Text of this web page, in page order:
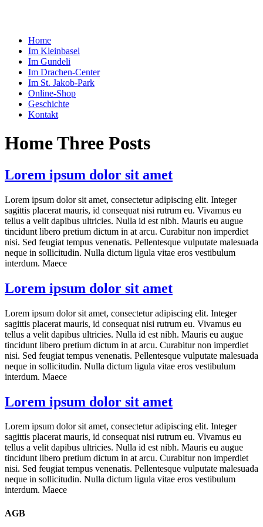
Home
Im Kleinbasel
Im Gundeli
Im Drachen‑Center
Im St. Jakob-Park
Online-Shop
Geschichte
Kontakt
Home Three Posts
Lorem ipsum dolor sit amet
Lorem ipsum dolor sit amet, consectetur adipiscing elit. Integer
sagittis placerat mauris, id consequat nisi rutrum eu. Vivamus eu
tellus a velit dapibus ultricies. Nulla id est nibh. Mauris eu augue
tincidunt libero pretium dictum in at arcu. Curabitur non imperdiet
nisi. Sed feugiat tempus venenatis. Pellentesque vulputate malesuada
neque in sollicitudin. Nulla dictum ligula vitae eros vestibulum
interdum. Maece
Lorem ipsum dolor sit amet
Lorem ipsum dolor sit amet, consectetur adipiscing elit. Integer
sagittis placerat mauris, id consequat nisi rutrum eu. Vivamus eu
tellus a velit dapibus ultricies. Nulla id est nibh. Mauris eu augue
tincidunt libero pretium dictum in at arcu. Curabitur non imperdiet
nisi. Sed feugiat tempus venenatis. Pellentesque vulputate malesuada
neque in sollicitudin. Nulla dictum ligula vitae eros vestibulum
interdum. Maece
Lorem ipsum dolor sit amet
Lorem ipsum dolor sit amet, consectetur adipiscing elit. Integer
sagittis placerat mauris, id consequat nisi rutrum eu. Vivamus eu
tellus a velit dapibus ultricies. Nulla id est nibh. Mauris eu augue
tincidunt libero pretium dictum in at arcu. Curabitur non imperdiet
nisi. Sed feugiat tempus venenatis. Pellentesque vulputate malesuada
neque in sollicitudin. Nulla dictum ligula vitae eros vestibulum
interdum. Maece
AGB